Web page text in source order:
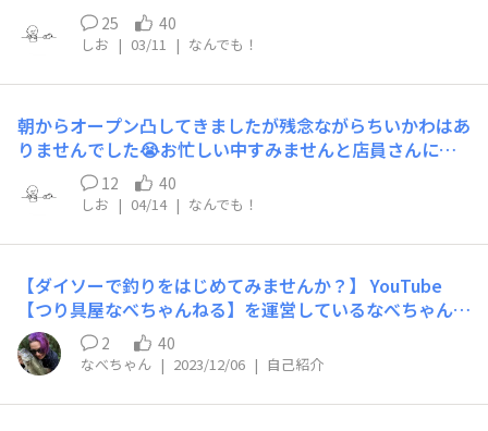
連絡には表示がない…えぇ… とめちゃくちゃ不安になっ
てて、 いざ届いた袋の依頼主見てもピンと来ない… これ
は開けてもいいのか…サギじゃないよな… また封ができ
るように丁寧に恐る恐る開けてみると だ、だいぞ
ンナップもうちではすごい助かる品ばかりで、 え？うち
のこと把握しすぎてない？？？となりましたが 他の方も
同じ内容だったので人気商品や汎用性のあるものを選んだ
のかな？ パッケージにだいぞうがいるとなんだかほっこ
25 40
しお | 03/11 | なんでも！
朝からオープン凸してきましたが残念ながらちいかわはあ
りませんでした😭お忙しい中すみませんと店員さんに尋
ねてみると店員さん「大型店や都心部の方を優先的に入荷
してるからうちの店舗は発売されて3週間後とかに入って
きたりするんですよ😣ちなみにどんな感じのラインナッ
プなんですか？」(画像見せて)私「こんな感じでかなりた
たくさんありますね！入荷したらキャラクターの商品が集
まってるところにドーンと並べると思います」私「分かり
ました！気長に待ちます🥹丁寧にありがとうございます」
とすごく終始丁寧に対応してくれました🥹なので気長に待
ます💭
12 40
しお | 04/14 | なんでも！
【ダイソーで釣りをはじめてみませんか？】 YouTube
【つり具屋なべちゃんねる】を運営しているなべちゃんで
す！ 釣りを安く、手軽にはじめたいと言う方へ向けて
【ダイソー釣具ではじめる◯◯釣り】シリーズも投稿して
おり、こちらが1番人気の企画です！ 最近は、ダイソー釣
具を使って日本一の若手バス釣り最強王者決定戦を決める
2 40
なべちゃん | 2023/12/06 | 自己紹介